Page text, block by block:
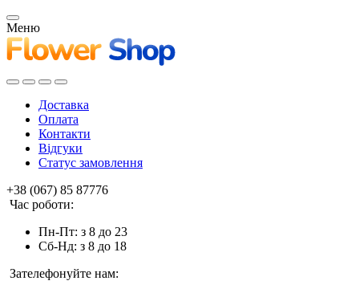
Меню
Доставка
Оплата
Контакти
Відгуки
Статус замовлення
+38 (067) 85 87776
Час роботи:
Пн-Пт: з 8 до 23
Сб-Нд: з 8 до 18
Зателефонуйте нам: